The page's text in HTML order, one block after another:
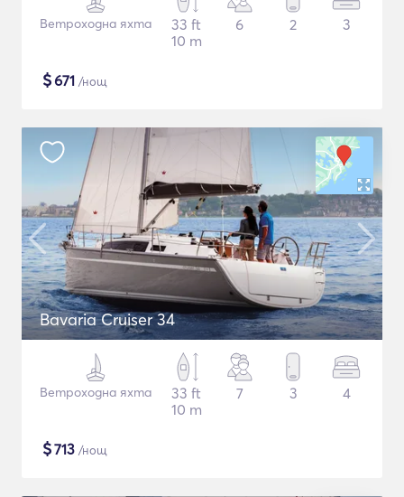
Ветроходна яхта
33 ft
10 m
6 2 3
$671 /нощ
Bavaria Cruiser 34
Ветроходна яхта
33 ft
10 m
7 3 4
$713 /нощ